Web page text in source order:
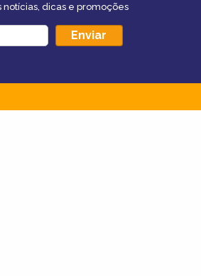
notícias, dicas e promoções